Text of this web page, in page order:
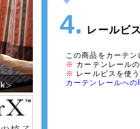
4. レールビ
この商品をカーテ
※ カーテンレール
※ レールビスを使
カーテンレールへ